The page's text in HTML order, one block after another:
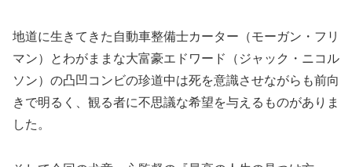
地道に生きてきた自動車整備士カーター（モーガン・フリ
マン）とわがままな大富豪エドワード（ジャック・ニコル
ソン）の凸凹コンビの珍道中は死を意識させながらも前向
きで明るく、観る者に不思議な希望を与えるものがありま
した。